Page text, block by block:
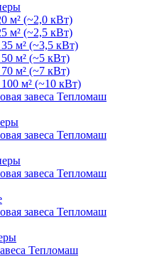
м² (~2,0 кВт)
м² (~2,5 кВт)
м² (~3,5 кВт)
м² (~5 кВт)
м² (~7 кВт)
м² (~10 кВт)